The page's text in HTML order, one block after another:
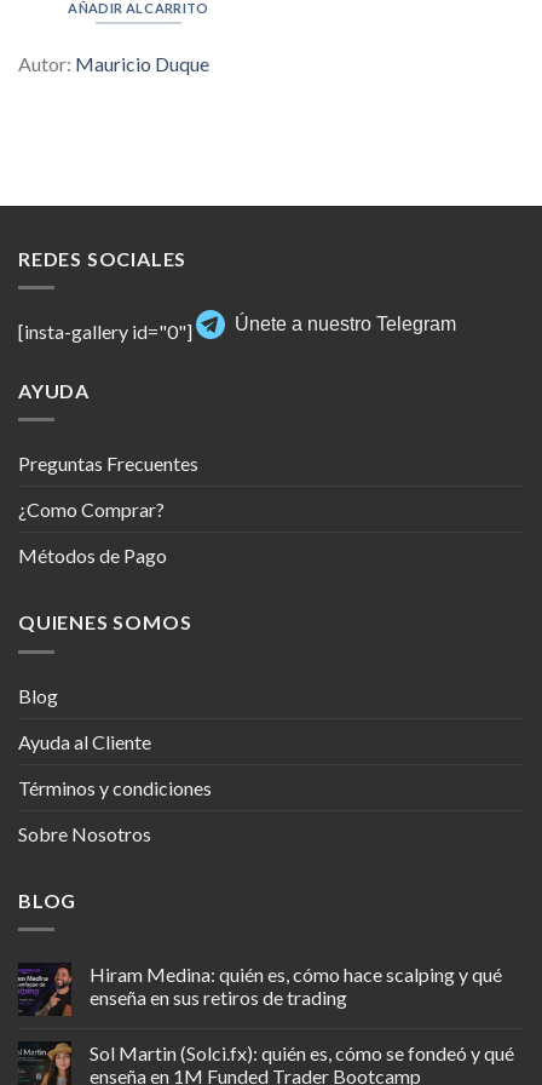
$997.00.$9.00.
AÑADIR AL CARRITO
Autor: Mauricio Duque
REDES SOCIALES
[insta-gallery id="0"] Únete a nuestro Telegram
AYUDA
Preguntas Frecuentes
¿Como Comprar?
Métodos de Pago
QUIENES SOMOS
Blog
Ayuda al Cliente
Términos y condiciones
Sobre Nosotros
BLOG
Hiram Medina: quién es, cómo hace scalping y qué
enseña en sus retiros de trading
Sol Martin (Solci.fx): quién es, cómo se fondeó y qué
enseña en 1M Funded Trader Bootcamp